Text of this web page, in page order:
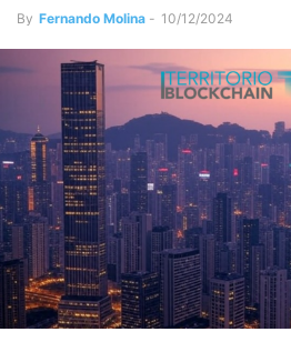
By Fernando Molina - 10/12/2024